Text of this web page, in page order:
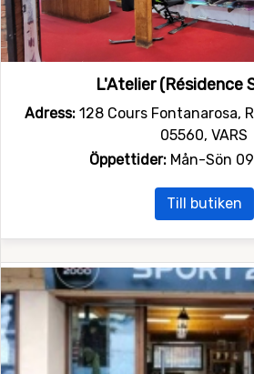
L'Atelier (Résidence
Adress: 128 Cours Fontanarosa,
05560, VARS
Öppettider:Mån-Sön
Till butiken